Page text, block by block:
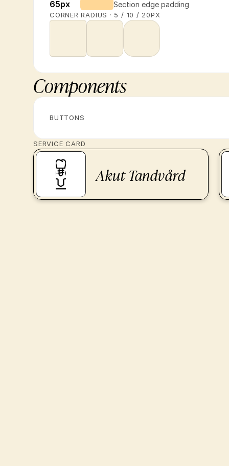
65px Section edge padding
CORNER RADIUS · 5 / 10 / 20PX
Components
BUTTONS
SERVICE CARD
Akut Tandvård